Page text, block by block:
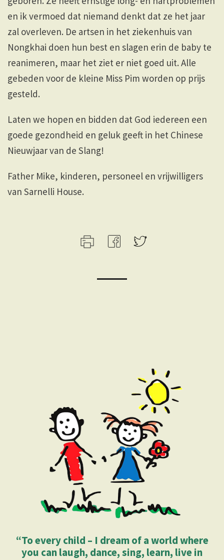
en ik vermoed dat niemand denkt dat ze het jaar
zal overleven. De artsen in het ziekenhuis van
Nongkhai doen hun best en slagen erin de baby te
reanimeren, maar het ziet er niet goed uit. Alle
gebeden voor de kleine Miss Pim worden op prijs
gesteld.
Laten we hopen en bidden dat God iedereen een
goede gezondheid en geluk geeft in het Chinese
Nieuwjaar van de Slang!
Father Mike, kinderen, personeel en vrijwilligers
van Sarnelli House.
“To every child – I dream of a world where
you can laugh, dance, sing, learn, live in